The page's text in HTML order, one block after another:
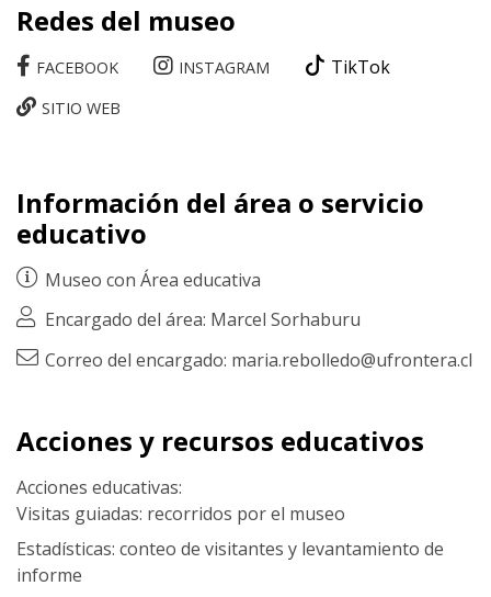
Redes del museo
FACEBOOK INSTAGRAM TikTok
SITIO WEB
Información del área o servicio
educativo
Museo con Área educativa
Encargado del área: Marcel Sorhaburu
Correo del encargado: maria.rebolledo@ufrontera.cl
Acciones y recursos educativos
Acciones educativas:
Visitas guiadas: recorridos por el museo
Estadísticas: conteo de visitantes y levantamiento de
informe